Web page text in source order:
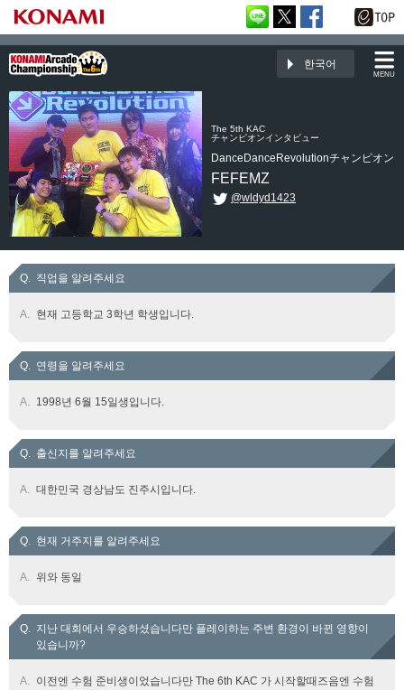
MENU
한국어
The 5th KAC
チャンピオンインタビュー
DanceDanceRevolutionチャンピオン
FEFEMZ
@wldyd1423
Q. 직업을 알려주세요
A. 현재 고등학교 3학년 학생입니다.
Q. 연령을 알려주세요
A. 1998년 6월 15일생입니다.
Q. 출신지를 알려주세요
A. 대한민국 경상남도 진주시입니다.
Q. 현재 거주지를 알려주세요
A. 위와 동일
Q. 지난 대회에서 우승하셨습니다만 플레이하는 주변 환경이 바뀐 영향이
있습니까?
A. 이전엔 수험 준비생이었습니다만 The 6th KAC 가 시작할때즈음엔 수험